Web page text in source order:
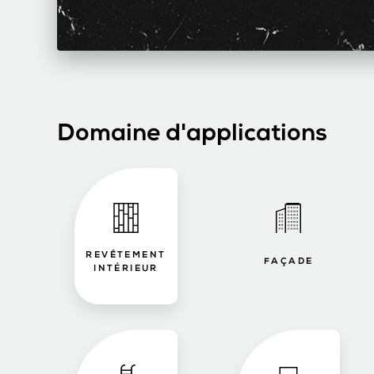
Domaine d'applications
REVÊTEMENT
INTÉRIEUR
FAÇADE